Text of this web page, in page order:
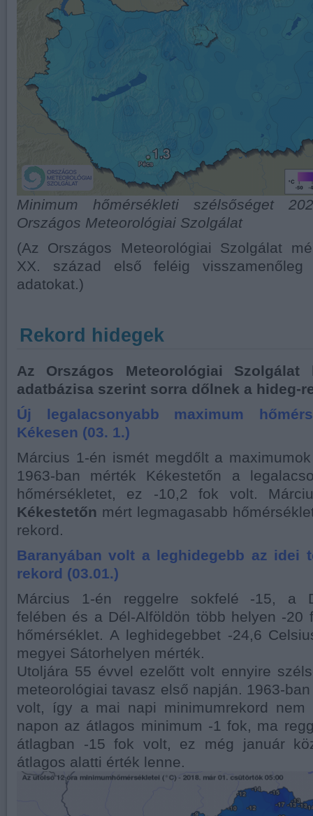
Minimum hőmérsékleti szélsőséget
Országos Meteorológiai Szolgálat
(Az Országos Meteorológiai Szolgálat
XX. század első feléig visszamenőleg
adatokat.)
Rekord hidegek
Az Országos Meteorológiai Szolgálat
adatbázisa szerint sorra dőlnek a hideg-
Új legalacsonyabb maximum
Kékesen (03. 1.)
Március 1-én ismét megdőlt a
1963-ban mérték Kékestetőn a
hőmérsékletet, ez -10,2 fok volt.
Kékestetőn mért legmagasabb
rekord.
Baranyában volt a leghidegebb az idei
rekord (03.01.)
Március 1-én reggelre sokfelé -15, a
felében és a Dél-Alföldön több helyen -20
hőmérséklet. A leghidegebbet -24,6
megyei Sátorhelyen mérték.
Utoljára 55 évvel ezelőtt volt ennyire
meteorológiai tavasz első napján. 1963-
volt, így a mai napi minimumrekord
napon az átlagos minimum -1 fok, ma
átlagban -15 fok volt, ez még január
átlagos alatti érték lenne.